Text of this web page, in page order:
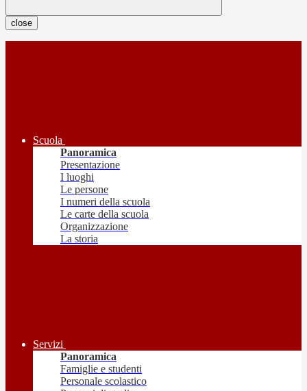
close
Scuola
Panoramica
Presentazione
I luoghi
Le persone
I numeri della scuola
Le carte della scuola
Organizzazione
La storia
Servizi
Panoramica
Famiglie e studenti
Personale scolastico